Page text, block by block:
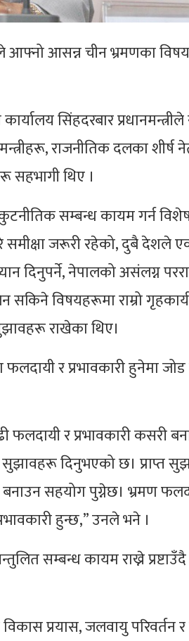
आफ्नो आसन्न चीन भ्रमणका
सिंहदरबार
राजनीतिक दलका शीर्ष
सहभागी थिए ।
सम्बन्ध कायम गर्न विशेष
समीक्षा जरूरी रहेको, दुबै देशले
दिनुपर्ने, नेपालको असंलग्न
विषयहरूमा राम्रो
राखेका थिए।
र प्रभावकारी हुनेमा
र प्रभावकारी कसरी
दिनुभएको छ। प्राप्त
सहयोग पुग्नेछ। भ्रमण
हुन्छ,” उनले भने ।
सम्बन्ध कायम राख्ने प्रष्टाउँदै
प्रयास, जलवायु परिवर्तन